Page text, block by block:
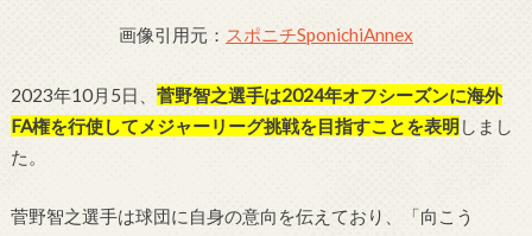
画像引用元： スポニチSponichiAnnex
2023年10月5日、 菅野智之選手は2024年オフシーズンに海外
FA権を行使してメジャーリーグ挑戦を目指すことを表明 しまし
た。
菅野智之選手は球団に自身の意向を伝えており、「向こう